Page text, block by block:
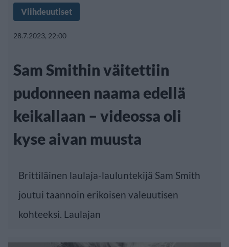
Viihdeuutiset
28.7.2023, 22:00
Sam Smithin väitettiin
pudonneen naama edellä
keikallaan – videossa oli
kyse aivan muusta
Brittiläinen laulaja-lauluntekijä Sam Smith
joutui taannoin erikoisen valeuutisen
kohteeksi. Laulajan